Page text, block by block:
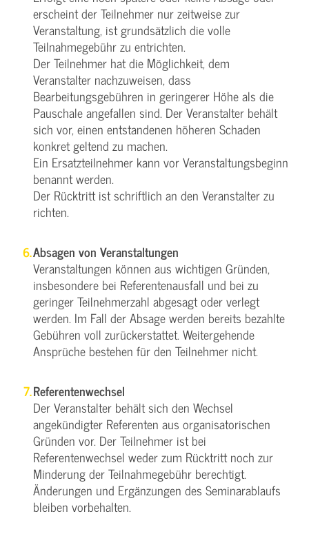
erscheint der Teilnehmer nur zeitweise zur
Veranstaltung, ist grundsätzlich die volle
Teilnahmegebühr zu entrichten.
Der Teilnehmer hat die Möglichkeit, dem
Veranstalter nachzuweisen, dass
Bearbeitungsgebühren in geringerer Höhe als die
Pauschale angefallen sind. Der Veranstalter behält
sich vor, einen entstandenen höheren Schaden
konkret geltend zu machen.
Ein Ersatzteilnehmer kann vor Veranstaltungsbeginn
benannt werden.
Der Rücktritt ist schriftlich an den Veranstalter zu
richten.
Absagen von Veranstaltungen
Veranstaltungen können aus wichtigen Gründen,
insbesondere bei Referentenausfall und bei zu
geringer Teilnehmerzahl abgesagt oder verlegt
werden. Im Fall der Absage werden bereits bezahlte
Gebühren voll zurückerstattet. Weitergehende
Ansprüche bestehen für den Teilnehmer nicht.
Referentenwechsel
Der Veranstalter behält sich den Wechsel
angekündigter Referenten aus organisatorischen
Gründen vor. Der Teilnehmer ist bei
Referentenwechsel weder zum Rücktritt noch zur
Minderung der Teilnahmegebühr berechtigt.
Änderungen und Ergänzungen des Seminarablaufs
bleiben vorbehalten.